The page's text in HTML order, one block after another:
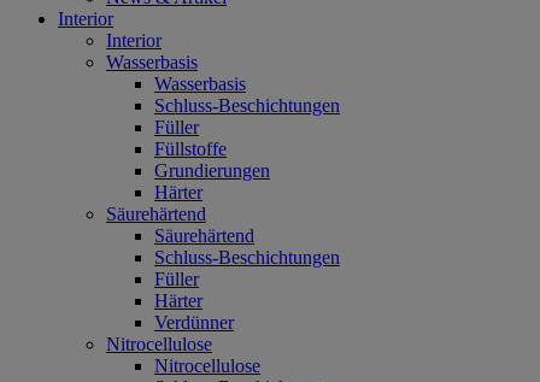
Interior
Interior
Wasserbasis
Wasserbasis
Schluss-Beschichtungen
Füller
Füllstoffe
Grundierungen
Härter
Säurehärtend
Säurehärtend
Schluss-Beschichtungen
Füller
Härter
Verdünner
Nitrocellulose
Nitrocellulose